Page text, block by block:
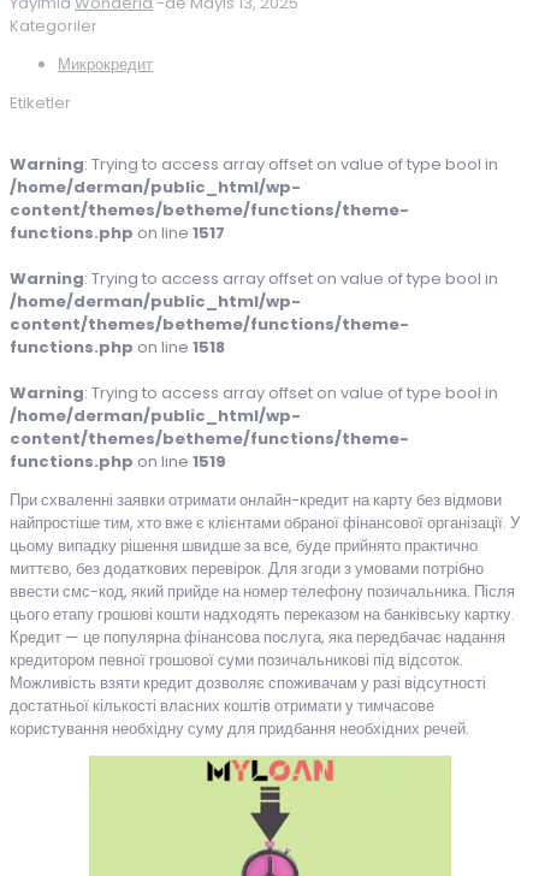
Kategoriler
Микрокредит
Etiketler
Warning: Trying to access array offset on value of type bool in
/home/derman/public_html/wp-
content/themes/betheme/functions/theme-
functions.php on line 1517
Warning: Trying to access array offset on value of type bool in
/home/derman/public_html/wp-
content/themes/betheme/functions/theme-
functions.php on line 1518
Warning: Trying to access array offset on value of type bool in
/home/derman/public_html/wp-
content/themes/betheme/functions/theme-
functions.php on line 1519
При схваленні заявки отримати онлайн-кредит на карту без відмови
найпростіше тим, хто вже є клієнтами обраної фінансової організації. У
цьому випадку рішення швидше за все, буде прийнято практично
миттєво, без додаткових перевірок. Для згоди з умовами потрібно
ввести смс-код, який прийде на номер телефону позичальника. Після
цього етапу грошові кошти надходять переказом на банківську картку.
Кредит — це популярна фінансова послуга, яка передбачає надання
кредитором певної грошової суми позичальникові під відсоток.
Можливість взяти кредит дозволяє споживачам у разі відсутності
достатньої кількості власних коштів отримати у тимчасове
користування необхідну суму для придбання необхідних речей.